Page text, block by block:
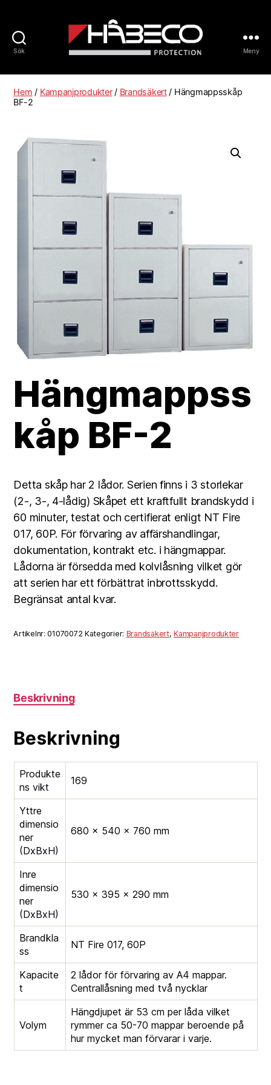
Sök
Sverige
Meny
Hem / Kampanjprodukter/ Brandsäkert/ Hängmappsskåp
BF-2
Hängmappss
kåp BF-2
Detta skåp har 2 lådor. Serien finns i 3 storlekar
(2-, 3-, 4-lådig) Skåpet ett kraftfullt brandskydd i
60 minuter, testat och certifierat enligt NT Fire
017, 60P. För förvaring av affärshandlingar,
dokumentation, kontrakt etc. i hängmappar.
Lådorna är försedda med kolvlåsning vilket gör
att serien har ett förbättrat inbrottsskydd.
Begränsat antal kvar.
Artikelnr:01070072 Kategorier: Brandsäkert,Kampanjprodukter
Beskrivning
Beskrivning
Produkte
ns vikt
169
Yttre
dimensio
ner
(DxBxH)
680 × 540 × 760 mm
Inre
dimensio
ner
(DxBxH)
530 × 395 × 290 mm
Brandkla
ss
NT Fire 017, 60P
Kapacite
t
2 lådor för förvaring av A4 mappar.
Centrallåsning med två nycklar
Volym
Hängdjupet är 53 cm per låda vilket
rymmer ca 50-70 mappar beroende på
hur mycket man förvarar i varje.